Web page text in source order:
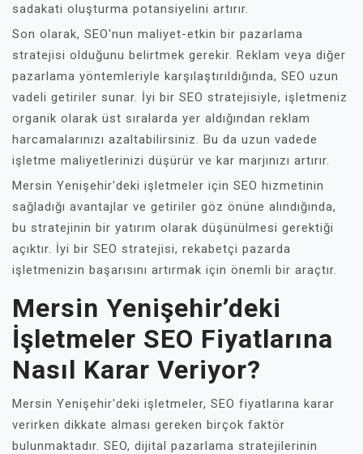
sadakati oluşturma potansiyelini artırır.
Son olarak, SEO'nun maliyet-etkin bir pazarlama
stratejisi olduğunu belirtmek gerekir. Reklam veya diğer
pazarlama yöntemleriyle karşılaştırıldığında, SEO uzun
vadeli getiriler sunar. İyi bir SEO stratejisiyle, işletmeniz
organik olarak üst sıralarda yer aldığından reklam
harcamalarınızı azaltabilirsiniz. Bu da uzun vadede
işletme maliyetlerinizi düşürür ve kar marjınızı artırır.
Mersin Yenişehir'deki işletmeler için SEO hizmetinin
sağladığı avantajlar ve getiriler göz önüne alındığında,
bu stratejinin bir yatırım olarak düşünülmesi gerektiği
açıktır. İyi bir SEO stratejisi, rekabetçi pazarda
işletmenizin başarısını artırmak için önemli bir araçtır.
Mersin Yenişehir’deki
İşletmeler SEO Fiyatlarına
Nasıl Karar Veriyor?
Mersin Yenişehir'deki işletmeler, SEO fiyatlarına karar
verirken dikkate alması gereken birçok faktör
bulunmaktadır. SEO, dijital pazarlama stratejilerinin